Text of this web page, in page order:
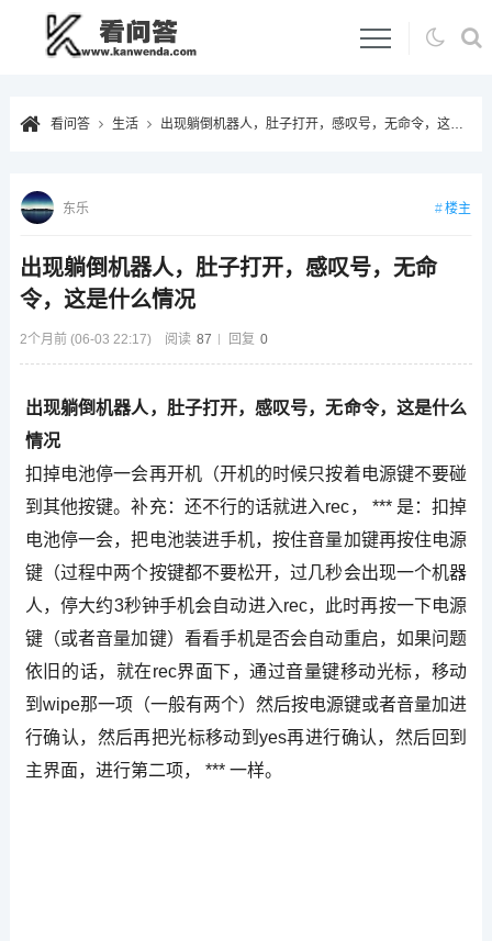
看问答 生活 出现躺倒机器人，肚子打开，感叹号，无命令，这是什么情况
出现躺倒机器人，肚子打开，感叹号，无命
令，这是什么情况
2个月前 (06-03 22:17) 阅读 87 回复 0
东乐 楼主
出现躺倒机器人，肚子打开，感叹号，无命令，这是什么
情况
扣掉电池停一会再开机（开机的时候只按着电源键不要碰
到其他按键。补充：还不行的话就进入rec， *** 是：扣掉
电池停一会，把电池装进手机，按住音量加键再按住电源
键（过程中两个按键都不要松开，过几秒会出现一个机器
人，停大约3秒钟手机会自动进入rec，此时再按一下电源
键（或者音量加键）看看手机是否会自动重启，如果问题
依旧的话，就在rec界面下，通过音量键移动光标，移动
到wipe那一项（一般有两个）然后按电源键或者音量加进
行确认，然后再把光标移动到yes再进行确认，然后回到
主界面，进行第二项， *** 一样。